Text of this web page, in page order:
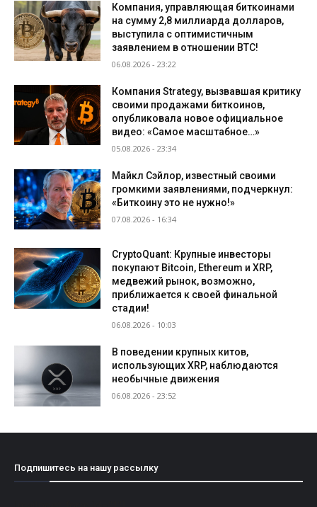
Компания, управляющая биткоинами
на сумму 2,8 миллиарда долларов,
выступила с оптимистичным
заявлением в отношении BTC!
06.08.2026 - 23:22
Компания Strategy, вызвавшая критику
своими продажами биткоинов,
опубликовала новое официальное
видео: «Самое масштабное…»
05.08.2026 - 23:34
Майкл Сэйлор, известный своими
громкими заявлениями, подчеркнул:
«Биткоину это не нужно!»
07.08.2026 - 16:34
CryptoQuant: Крупные инвесторы
покупают Bitcoin, Ethereum и XRP,
медвежий рынок, возможно,
приближается к своей финальной
стадии!
06.08.2026 - 10:03
В поведении крупных китов,
использующих XRP, наблюдаются
необычные движения
06.08.2026 - 23:52
Подпишитесь на нашу рассылку